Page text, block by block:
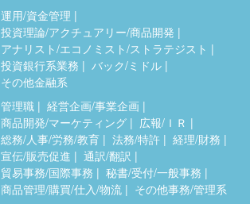
運用/資金管理
投資理論/アクチュアリー/商品開発
アナリスト/エコノミスト/ストラテジスト
投資銀行系業務
バック/ミドル
その他金融系
管理職
経営企画/事業企画
商品開発/マーケティング
広報/ＩＲ
総務/人事/労務/教育
法務/特許
経理/財務
宣伝/販売促進
通訳/翻訳
貿易事務/国際事務
秘書/受付/一般事務
商品管理/購買/仕入/物流
その他事務/管理系